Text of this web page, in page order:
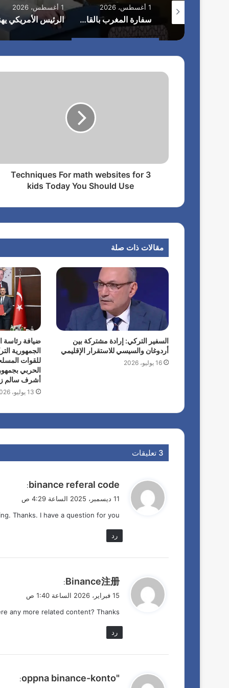
1 أغسطس، 2026
سفارة المغرب بالقاهرة تحتفل بعيد العرش الـ27
1 أغسطس، 2026
3 Techniques For math websites for
kids Today You Should Use
مقالات ذات صلة
السفير التركي: إرادة مشتركة بين
أردوغان والسيسي للاستقرار الإقليمي
16 يوليو، 2026
ضيافة رئاسة
الجمهورية
للقوات
الحربي
أشرف سالم
13 يوليو، 2026
‫3 تعليقات
ي
ل
binance referal code
:
11 ديسمبر، 2025 الساعة 4:29 ص
Thanks. I have a question for you.
رد
ي
ل
Binance注册
:
15 فبراير، 2026 الساعة 1:40 ص
any more related content? Thanks!
رد
ي"oppna binance-konto
: